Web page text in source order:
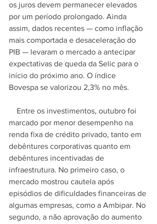
os juros devem permanecer elevados
por um período prolongado. Ainda
assim, dados recentes — como inflação
mais comportada e desaceleração do
PIB — levaram o mercado a antecipar
expectativas de queda da Selic para o
início do próximo ano. O índice
Bovespa se valorizou 2,3% no mês.
marcado por menor desempenho na
renda fixa de crédito privado, tanto em
debêntures corporativas quanto em
debêntures incentivadas de
infraestrutura. No primeiro caso, o
mercado mostrou cautela após
episódios de dificuldades financeiras de
algumas empresas, como a Ambipar. No
segundo, a não aprovação do aumento